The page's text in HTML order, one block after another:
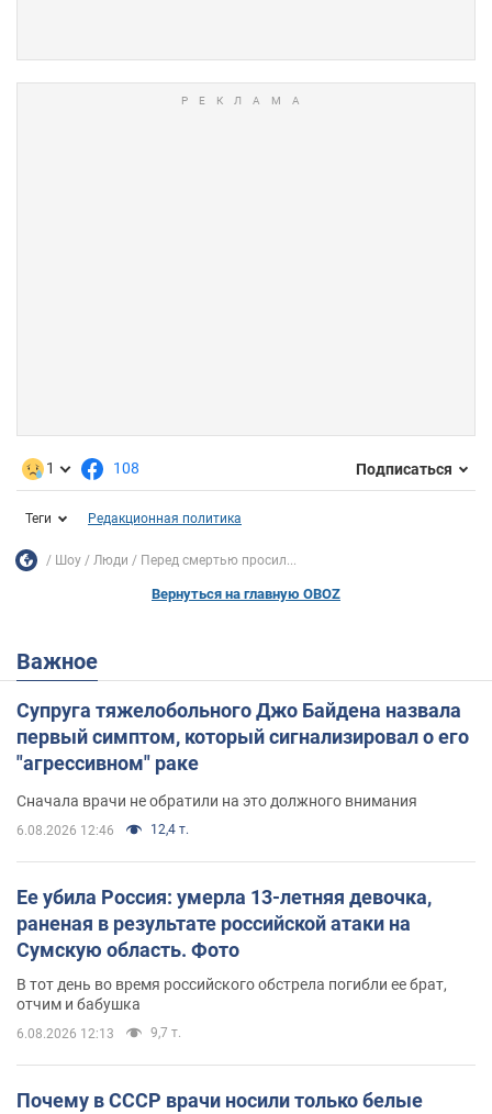
1 108 Подписаться
Теги Редакционная политика
Шоу Люди Перед смертью просил...
Вернуться на главную OBOZ
Важное
Супруга тяжелобольного Джо Байдена назвала
первый симптом, который сигнализировал о его
"агрессивном" раке
Сначала врачи не обратили на это должного внимания
6.08.2026 12:46 12,4 т.
Ее убила Россия: умерла 13-летняя девочка,
раненая в результате российской атаки на
Сумскую область. Фото
В тот день во время российского обстрела погибли ее брат,
отчим и бабушка
6.08.2026 12:13 9,7 т.
Почему в СССР врачи носили только белые